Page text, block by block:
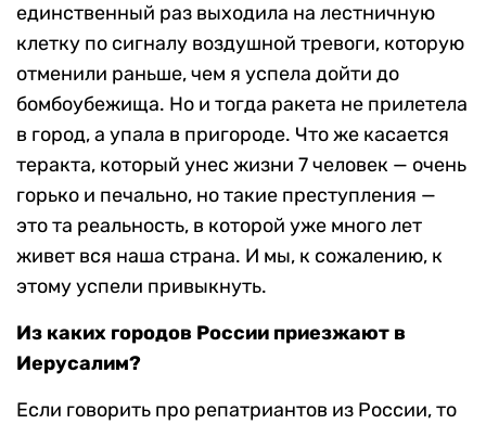
единственный раз выходила на лестничную
клетку по сигналу воздушной тревоги, которую
отменили раньше, чем я успела дойти до
бомбоубежища. Но и тогда ракета не прилетела
в город, а упала в пригороде. Что же касается
теракта, который унес жизни 7 человек — очень
горько и печально, но такие преступления —
это та реальность, в которой уже много лет
живет вся наша страна. И мы, к сожалению, к
этому успели привыкнуть.
Из каких городов России приезжают в
Иерусалим?
Если говорить про репатриантов из России, то